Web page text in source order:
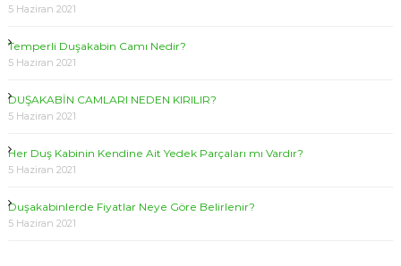
5 Haziran 2021
Temperli Duşakabin Camı Nedir?
5 Haziran 2021
DUŞAKABİN CAMLARI NEDEN KIRILIR?
5 Haziran 2021
Her Duş Kabinin Kendine Ait Yedek Parçaları mı Vardır?
5 Haziran 2021
Duşakabinlerde Fiyatlar Neye Göre Belirlenir?
5 Haziran 2021